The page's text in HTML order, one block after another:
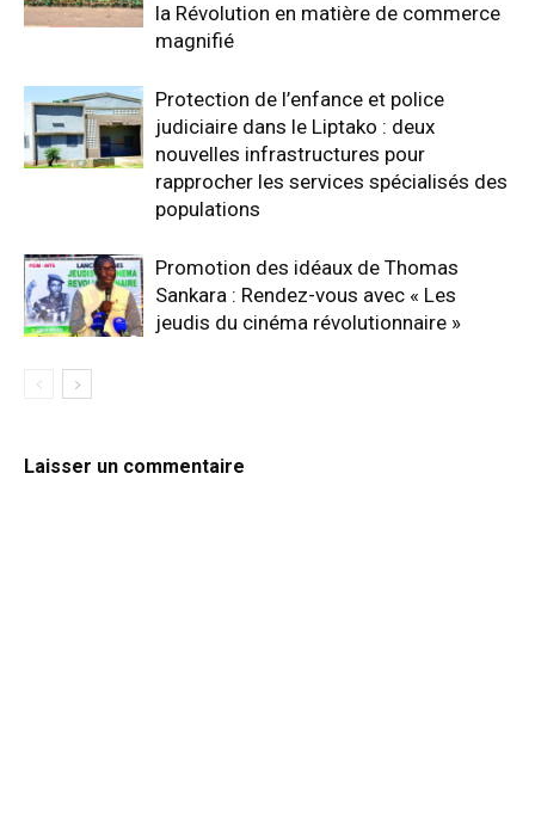
la Révolution en matière de commerce
magnifié
Protection de l’enfance et police
judiciaire dans le Liptako : deux
nouvelles infrastructures pour
rapprocher les services spécialisés des
populations
Promotion des idéaux de Thomas
Sankara : Rendez-vous avec « Les
jeudis du cinéma révolutionnaire »
Laisser un commentaire